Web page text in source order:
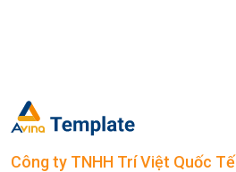
Công ty TNHH Trí Việt Quốc Tế